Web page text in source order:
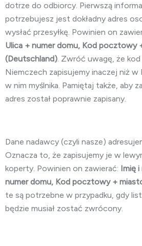
dotrze do odbiorcy. Pierwszą
potrzebujesz jest dokładny adres
wysłać przesyłkę. Powinien on
Ulica + numer domu, Kod pocztowy
(Deutschland). Zwróć uwagę, że
Niemczech zapisujemy inaczej niż w
w nim myślnika. Pamiętaj także, aby
adres został poprawnie zapisany.
Dane nadawcy (czyli nasze)
Oznacza to, że zapisujemy je w
koperty. Powinien on zawierać: Imię i
numer domu, Kod pocztowy +
te są potrzebne w przypadku, gdy
będzie musiał zostać zwrócony.